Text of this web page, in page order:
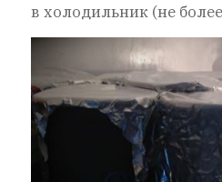
в холодильник (не